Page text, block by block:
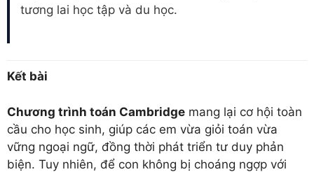
tương lai học tập và du học.
Kết bài
Chương trình toán Cambridge mang lại cơ hội toàn
cầu cho học sinh, giúp các em vừa giỏi toán vừa
vững ngoại ngữ, đồng thời phát triển tư duy phản
biện. Tuy nhiên, để con không bị choáng ngợp với